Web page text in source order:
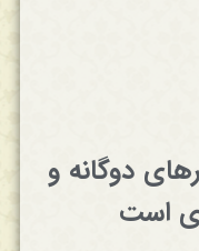
دوگانه و
است